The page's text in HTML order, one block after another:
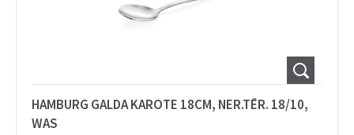
HAMBURG GALDA KAROTE 18CM, NER.TĒR. 18/10,
WAS